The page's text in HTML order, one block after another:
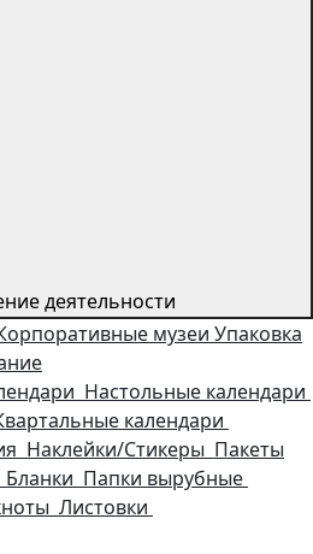
деятельности
музеи Упаковка
Настольные календари
календари
Наклейки/Стикеры Пакеты
Бланки Папки вырубные
Листовки